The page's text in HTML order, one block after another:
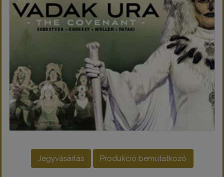
Jegyvásárlás Produkció bemutatkozó